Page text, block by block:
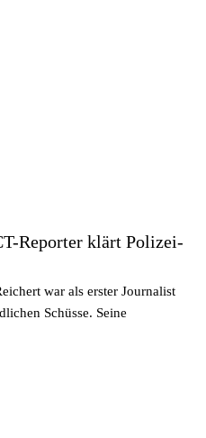
Reporter klärt Polizei-
war als erster Journalist
Schüsse. Seine